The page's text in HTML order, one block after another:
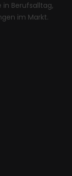
in Berufsalltag,
im Markt.